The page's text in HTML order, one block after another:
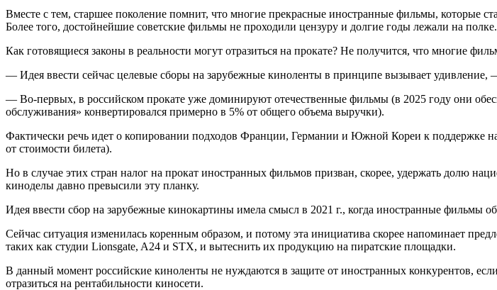
Вместе с тем, старшее поколение помнит, что многие прекрасные иностранные фильмы, которые
Более того, достойнейшие советские фильмы не проходили цензуру и долгие годы лежали на полке.
Как готовящиеся законы в реальности могут отразиться на прокате? Не получится, что многие
— Идея ввести сейчас целевые сборы на зарубежные киноленты в принципе вызывает удивление,
— Во-первых, в российском прокате уже доминируют отечественные фильмы (в 2025 году они
обслуживания» конвертировался примерно в 5% от общего объема выручки).
Фактически речь идет о копировании подходов Франции, Германии и Южной Кореи к поддержке
от стоимости билета).
Но в случае этих стран налог на прокат иностранных фильмов призван, скорее, удержать долю
киноделы давно превысили эту планку.
Идея ввести сбор на зарубежные кинокартины имела смысл в 2021 г., когда иностранные фильмы
Сейчас ситуация изменилась коренным образом, и потому эта инициатива скорее напоминает
таких как студии Lionsgate, A24 и STX, и вытеснить их продукцию на пиратские площадки.
В данный момент российские киноленты не нуждаются в защите от иностранных конкурентов,
отразиться на рентабильности киносети.